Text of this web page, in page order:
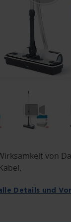
von
Details und